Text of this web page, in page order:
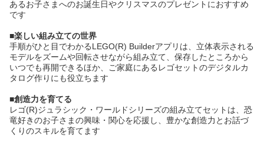
あるお子さまへのお誕生日やクリスマスのプレゼントにおすすめ
です
■楽しい組み立ての世界
手順がひと目でわかるLEGO(R) Builderアプリは、立体表示される
モデルをズームや回転させながら組み立て、保存したところから
いつでも再開できるほか、ご家庭にあるレゴセットのデジタルカ
タログ作りにも役立ちます
■創造力を育てる
レゴ(R)ジュラシック・ワールドシリーズの組み立てセットは、恐
竜好きのお子さまの興味・関心を応援し、豊かな創造力とお話づ
くりのスキルを育てます